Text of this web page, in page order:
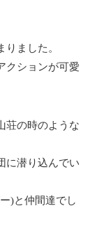
ました。
クションが可愛
荘の時のような
に潜り込んでい
)と仲間達でし